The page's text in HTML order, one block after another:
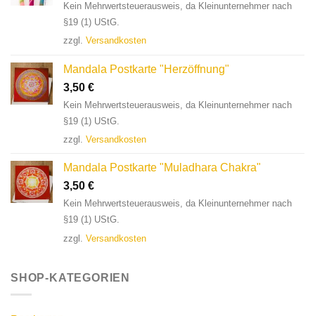
Kein Mehrwertsteuerausweis, da Kleinunternehmer nach
§19 (1) UStG.
zzgl. Versandkosten
Mandala Postkarte "Herzöffnung"
3,50 €
Kein Mehrwertsteuerausweis, da Kleinunternehmer nach
§19 (1) UStG.
zzgl. Versandkosten
Mandala Postkarte "Muladhara Chakra"
3,50 €
Kein Mehrwertsteuerausweis, da Kleinunternehmer nach
§19 (1) UStG.
zzgl. Versandkosten
SHOP-KATEGORIEN